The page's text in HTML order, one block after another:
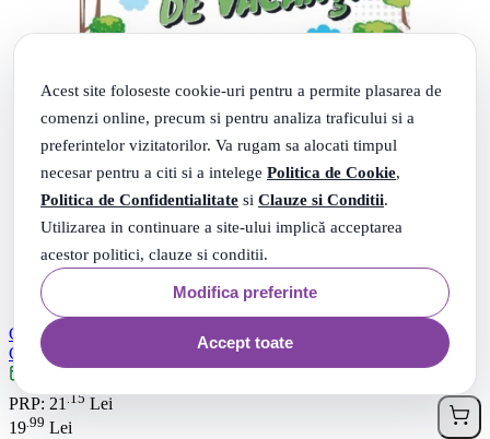
Acest site foloseste cookie-uri pentru a permite plasarea de
comenzi online, precum si pentru analiza traficului si a
preferintelor vizitatorilor. Va rugam sa alocati timpul
necesar pentru a citi si a intelege Politica de Cookie,
Politica de Confidentialitate si Clauze si Conditii.
Utilizarea in continuare a site-ului implică acceptarea
acestor politici, clauze si conditii.
Modifica preferinte
Accept toate
Comunicare in limba romana, matematica si explorarea mediului.
Caiet de vacanta pentru clasa a 2-a - Mariana Morarasu
PRP: 21 .15 Lei
19 99 Lei